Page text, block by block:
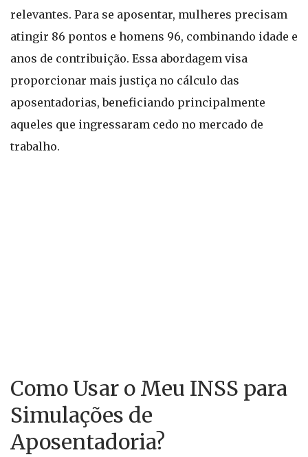
relevantes. Para se aposentar, mulheres precisam
atingir 86 pontos e homens 96, combinando idade e
anos de contribuição. Essa abordagem visa
proporcionar mais justiça no cálculo das
aposentadorias, beneficiando principalmente
aqueles que ingressaram cedo no mercado de
trabalho.
Como Usar o Meu INSS para
Simulações de
Aposentadoria?